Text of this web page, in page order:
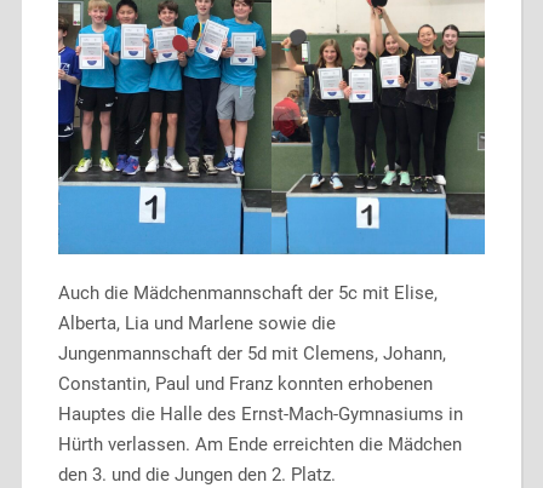
Auch die Mädchenmannschaft der 5c mit Elise,
Alberta, Lia und Marlene sowie die
Jungenmannschaft der 5d mit Clemens, Johann,
Constantin, Paul und Franz konnten erhobenen
Hauptes die Halle des Ernst-Mach-Gymnasiums in
Hürth verlassen. Am Ende erreichten die Mädchen
den 3. und die Jungen den 2. Platz.